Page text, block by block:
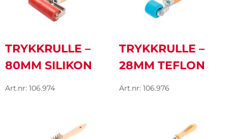
TRYKKRULLE –
80MM SILIKON
Art.nr: 106.974
TRYKKRULLE –
28MM TEFLON
Art.nr: 106.976